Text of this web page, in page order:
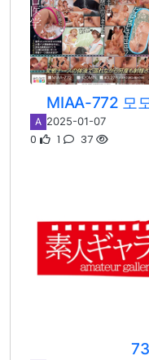
MIAA-772 모
A 2025-01-07
0 1 37